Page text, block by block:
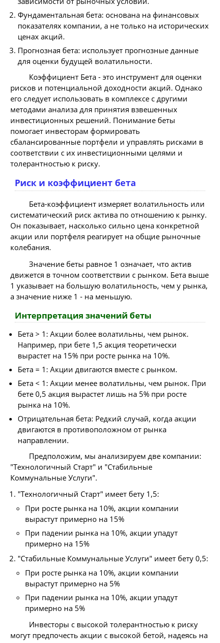
Фундаментальная бета: основана на финансовых
показателях компании, а не только на исторических
ценах акций.
Прогнозная бета: использует прогнозные данные
для оценки будущей волатильности.
Коэффициент Бета - это инструмент для оценки
рисков и потенциальной доходности акций. Однако
его следует использовать в комплексе с другими
методами анализа для принятия взвешенных
инвестиционных решений. Понимание беты
помогает инвесторам формировать
сбалансированные портфели и управлять рисками в
соответствии с их инвестиционными целями и
толерантностью к риску.
Риск и коэффициент бета
Бета-коэффициент измеряет волатильность или
систематический риск актива по отношению к рынку.
Он показывает, насколько сильно цена конкретной
акции или портфеля реагирует на общие рыночные
колебания.
Значение беты равное 1 означает, что актив
движется в точном соответствии с рынком. Бета выше
1 указывает на большую волатильность, чем у рынка,
а значение ниже 1 - на меньшую.
Интерпретация значений беты
Бета > 1: Акции более волатильны, чем рынок.
Например, при бете 1,5 акция теоретически
вырастет на 15% при росте рынка на 10%.
Бета = 1: Акции двигаются вместе с рынком.
Бета < 1: Акции менее волатильны, чем рынок. При
бете 0,5 акция вырастет лишь на 5% при росте
рынка на 10%.
Отрицательная бета: Редкий случай, когда акции
двигаются в противоположном от рынка
направлении.
Предположим, мы анализируем две компании:
"Технологичный Старт" и "Стабильные
Коммунальные Услуги".
"Технологичный Старт" имеет бету 1,5:
При росте рынка на 10%, акции компании
вырастут примерно на 15%
При падении рынка на 10%, акции упадут
примерно на 15%
"Стабильные Коммунальные Услуги" имеет бету 0,5:
При росте рынка на 10%, акции компании
вырастут примерно на 5%
При падении рынка на 10%, акции упадут
примерно на 5%
Инвесторы с высокой толерантностью к риску
могут предпочесть акции с высокой бетой, надеясь на